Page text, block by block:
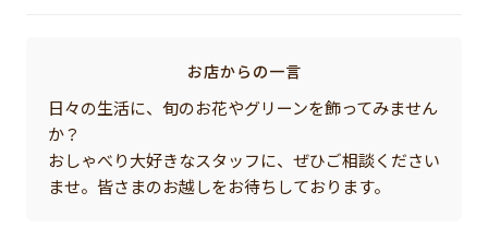
お店からの一言
日々の生活に、旬のお花やグリーンを飾ってみません
か？
おしゃべり大好きなスタッフに、ぜひご相談ください
ませ。皆さまのお越しをお待ちしております。